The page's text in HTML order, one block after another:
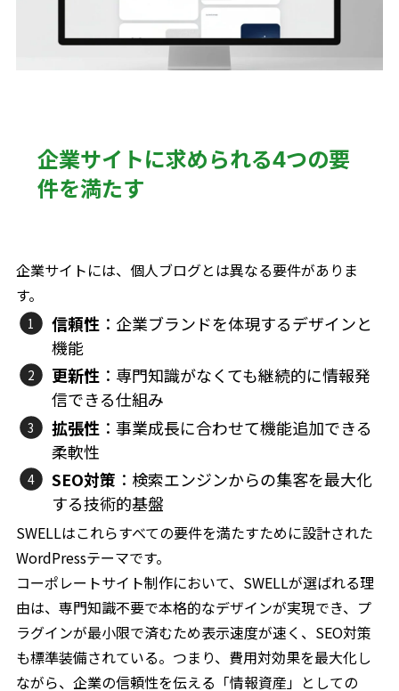
企業サイトに求められる4つの要
件を満たす
企業サイトには、個人ブログとは異なる要件がありま
す。
信頼性 ：企業ブランドを体現するデザインと
機能
更新性 ：専門知識がなくても継続的に情報発
信できる仕組み
拡張性 ：事業成長に合わせて機能追加できる
柔軟性
SEO対策 ：検索エンジンからの集客を最大化
する技術的基盤
SWELLはこれらすべての要件を満たすために設計された
WordPressテーマです。
コーポレートサイト制作において、SWELLが選ばれる理
由は、専門知識不要で本格的なデザインが実現でき、プ
ラグインが最小限で済むため表示速度が速く、SEO対策
も標準装備されている。つまり、費用対効果を最大化し
ながら、企業の信頼性を伝える「情報資産」としての